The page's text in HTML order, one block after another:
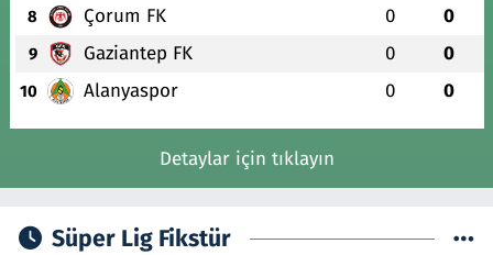
8 Çorum FK 0 0
9 Gaziantep FK 0 0
10 Alanyaspor 0 0
Detaylar için tıklayın
Süper Lig Fikstür